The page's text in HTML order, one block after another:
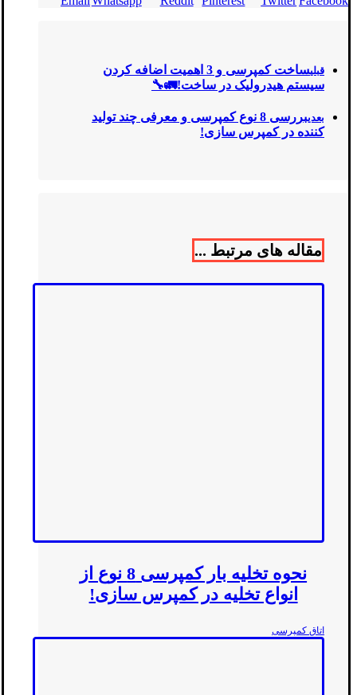
قبلی
ساخت کمپرسی و 3 اهمیت اضافه کردن
سیستم هیدرولیک در ساخت!🚛🔧
بعدی
بررسی 8 نوع کمپرسی و معرفی چند تولید
کننده در کمپرس سازی!
مقاله های مرتبط ...
نحوه تخلیه بار کمپرسی 8 نوع از
انواع تخلیه در کمپرس سازی!
اتاق کمپرسی